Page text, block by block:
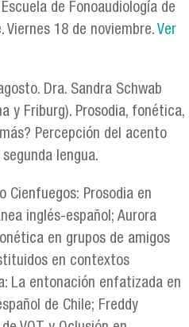
de Fonoaudiología de
Viernes 18 de noviembre. Ver
Dra. Sandra Schwab
y Friburg). Prosodia, fonética,
Percepción del acento
lengua.
Cienfuegos: Prosodia en
inglés-español; Aurora
en grupos de amigos
en contextos
La entonación enfatizada en
de Chile; Freddy